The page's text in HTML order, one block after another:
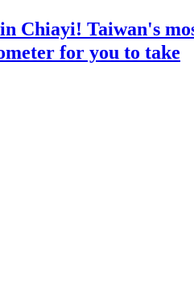
Chiayi! Taiwan's
for you to take